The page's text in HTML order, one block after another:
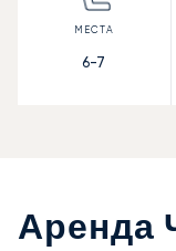
6-7
Аренда